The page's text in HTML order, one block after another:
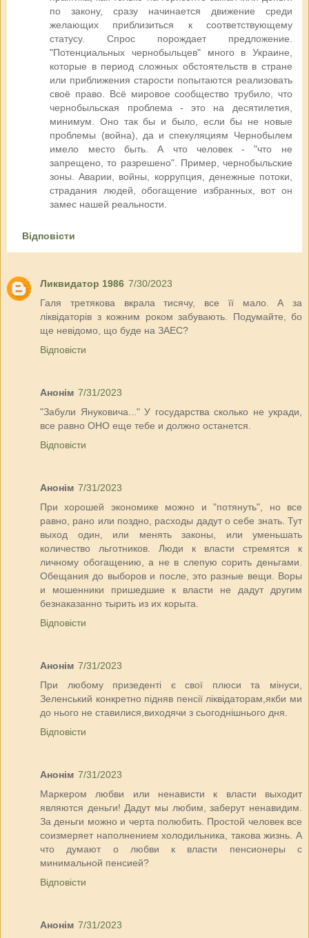
по закону, сразу начинается движение среди
желающих приблизиться к соответствующему
статусу. Спрос порождает предложение.
"Потенциальных чернобыльцев" много в Украине,
которые в период сложных обстоятельств в стране
или приближения старости попытаются реализовать
своё право. Всё мировое сообщество трубило, что
чернобыльская проблема - это на десятилетия,
минимум. Оно так бы и было, если бы не новые
проблемы (война), да и спекуляциям Чернобылем
имело место быть. А что человек - "что не
запрещено, то разрешено". Пример, чернобыльские
зоны. Аварии, войны, коррупция, денежные потоки,
страдания людей, обогащение избранных, вот он
замес нашей реальности.
Відповісти
Ликвидатор 1986 7/30/2023
Галя третякова вкрала тисячу, все її мало. А за
ліквідаторів з кожним роком забувають. Подумайте, бо
ще невідомо, що буде на ЗАЕС?
Відповісти
Анонім 7/31/2023
"Забули Януковича..." У государства сколько не укради,
все равно ОНО еще тебе и должно останется.
Відповісти
Анонім 7/31/2023
При хорошей экономике можно и "потянуть", но все
равно, рано или поздно, расходы дадут о себе знать. Тут
выход один, или менять законы, или уменьшать
количество льготников. Люди к власти стремятся к
личному обогащению, а не в слепую сорить деньгами.
Обещания до выборов и после, это разные вещи. Воры
и мошенники пришедшие к власти не дадут другим
безнаказанно тырить из их корыта.
Відповісти
Анонім 7/31/2023
При любому призеденті є свої плюси та мінуси,
Зеленський конкретно підняв пенсії ліквідаторам,якби ми
до нього не ставилися,виходячи з сьогоднішнього дня.
Відповісти
Анонім 7/31/2023
Маркером любви или ненависти к власти выходит
являются деньги! Дадут мы любим, заберут ненавидим.
За деньги можно и черта полюбить. Простой человек все
соизмеряет наполнением холодильника, такова жизнь. А
что думают о любви к власти пенсионеры с
минимальной пенсией?
Відповісти
Анонім 7/31/2023